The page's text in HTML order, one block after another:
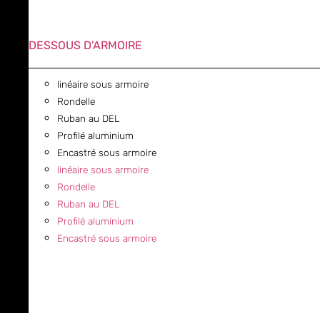
DESSOUS D'ARMOIRE
linéaire sous armoire
Rondelle
Ruban au DEL
Profilé aluminium
Encastré sous armoire
linéaire sous armoire
Rondelle
Ruban au DEL
Profilé aluminium
Encastré sous armoire